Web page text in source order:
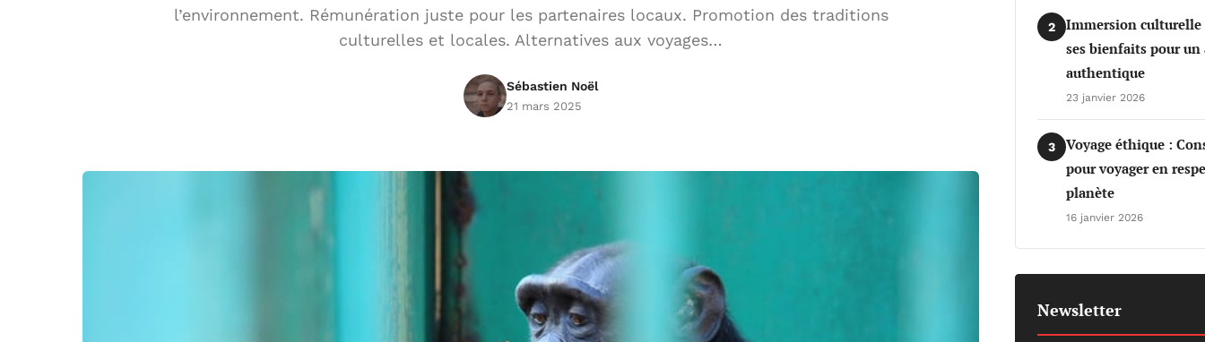
l’environnement. Rémunération juste pour les partenaires locaux. Promotion des traditions
culturelles et locales. Alternatives aux voyages…
Sébastien Noël
21 mars 2025
2
Immersion culturelle
ses bienfaits pour un
authentique
23 janvier 2026
3
Voyage éthique :
pour voyager en
planète
16 janvier 2026
Newsletter